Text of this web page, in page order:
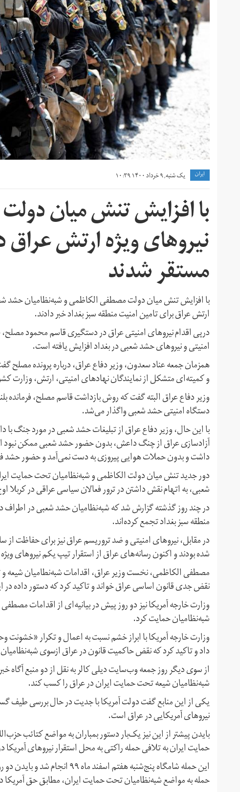
ايران یک شنبه, ۹ خرداد ۱۴۰۰ ۱۰:۳۹
با افزایش تنش میان
نیروهای ویژه ارتش عراق
مستقر شدند
با افزایش تنش میان دولت مصطفی الکاظمی و شبه‌نظامیان حشد
ارتش عراق برای تامین امنیت منطقه سبز بغداد خبر دادند.
درپی اقدام نیروهای امنیتی عراق در دستگیری قاسم محمود مصلح،
امنیتی و نیروهای حشد شعبی در بغداد افزایش یافته است.
همزمان جمعه عناد سعدون، وزیر دفاع عراق، درباره پرونده
و کمیته‌ای متشکل از نمایندگان نهادهای امنیتی، ارتش، وزارت
وزیر دفاع عراق البته گفت که روش بازداشت قاسم مصلح، فرمانده
دستگاه امنیتی حشد شعبی واگذار می‌شد.
با این حال، وزیر دفاع عراق از تبلیغات حشد شعبی در مورد جنگ با
آزادسازی عراق از چنگ داعش، بدون حضور حشد شعبی ممکن نبود
داشت و بدون حملات هوایی پیروزی به دست نمی‌آمد و حضور حشد
دور جدید تنش میان دولت الکاظمی و شبه‌نظامیان تحت حمایت
شعبی، به اتهام نقش داشتن در ترور فعالان سیاسی عراقی در کربلا
در چند روز گذشته گزارش شد که شبه‌نظامیان حشد شعبی در
منطقه سبز بغداد تجمع کرده‌اند.
در مقابل، نیروهای امنیتی و ضد تروریسم عراق نیز برای حفاظت
شده بودند و اکنون رسانه‌های عراق از استقرار تیپ یکم نیروهای
مصطفی الکاظمی، نخست وزیر عراق، اقدامات شبه‌نطامیان
نقض جدی قانون اساسی عراق خواند و تاکید کرد که دستور داده
وزارت خارجه آمریکا نیز دو روز پیش در بیانیه‌ای از اقدامات
شبه‌نظامیان حمایت کرد.
وزارت خارجه آمریکا با ابراز خشم نسبت به اعمال و تکرار
داد و تاکید کرد که نقض حاکمیت قانون در عراق ازسوی
از سوی دیگر روز جمعه وب‌سایت دیلی کالر به نقل از دو منبع آگاه
شبه‌نظامیان شیعه تحت حمایت ایران در عراق را کسب کند.
یکی از این منابع گفت دولت آمریکا با جدیت در حال بررسی طیف
نیروهای آمریکایی در عراق است.
بایدن پیشتر از این نیز یک‌بار دستور بمباران به مواضع کتائب
حمایت ایران به تلافی حمله راکتی به محل استقرار نیروهای آمریکا
این حمله شامگاه پنج‌شنبه هفتم
حمله به مواضع شبه‌نظامیان تحت حمایت ایران، مطابق حق آمریکا